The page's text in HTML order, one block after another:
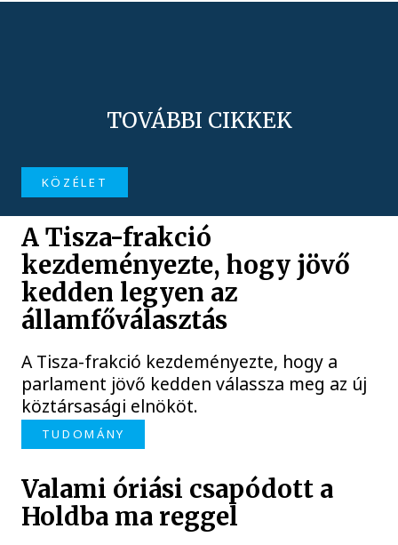
TOVÁBBI CIKKEK
KÖZÉLET
A Tisza-frakció
kezdeményezte, hogy jövő
kedden legyen az
államfőválasztás
A Tisza-frakció kezdeményezte, hogy a
parlament jövő kedden válassza meg az új
köztársasági elnököt.
TUDOMÁNY
Valami óriási csapódott a
Holdba ma reggel